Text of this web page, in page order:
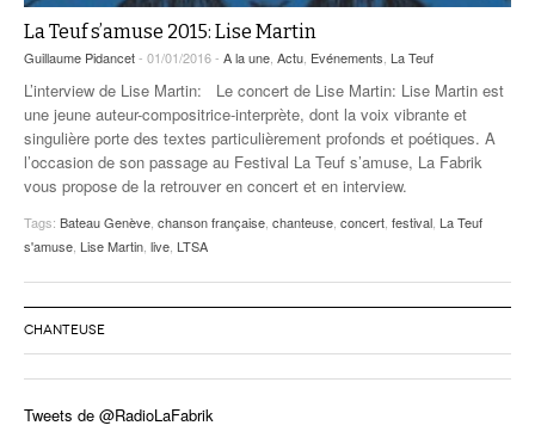
La Teuf s’amuse 2015: Lise Martin
Guillaume Pidancet- 01/01/2016 - A la une Actu Evénements La Teuf
L’interview de Lise Martin: Le concert de Lise Martin: Lise Martin est
une jeune auteur-compositrice-interprète, dont la voix vibrante et
singulière porte des textes particulièrement profonds et poétiques. A
l’occasion de son passage au Festival La Teuf s’amuse, La Fabrik
vous propose de la retrouver en concert et en interview.
Tags: Bateau Genève chanson française chanteuse concert festival La Teuf
s'amuse Lise Martin live LTSA
CHANTEUSE
Tweets de @RadioLaFabrik